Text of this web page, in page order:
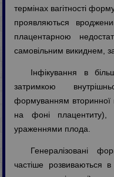
термінах вагітності
проявляються
плацентарною
самовільним викиднем,
Інфікування в
затримкою
формуванням вторинної
на фоні плацентиту),
ураженнями плода.
Генералізовані
частіше розвиваються